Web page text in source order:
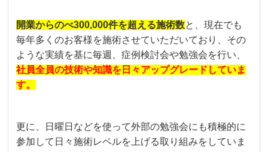
開業からのべ300,000件を超える施術数と、現在でも
毎年多くのお客様を施術させていただいており、その
ような実績を基に毎週、症例検討会や勉強会を行い、
社員全員の技術や知識を日々アップグレードしていま
す。
更に、日曜日などを使って外部の勉強会にも積極的に
参加して日々施術レベルを上げる取り組みをしていま